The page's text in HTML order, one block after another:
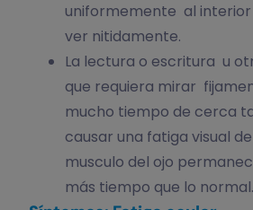
uniformemente al interior
ver nitidamente.
La lectura o escritura u
que requiera mirar
mucho tiempo de cerca
causar una fatiga visual
musculo del ojo
más tiempo que lo normal.